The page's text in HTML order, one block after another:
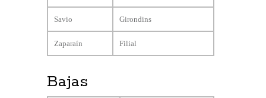
Savio Girondins
Zaparaín Filial
Bajas